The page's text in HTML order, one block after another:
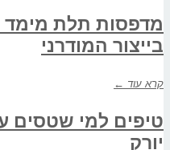
מדפסות תלת מימד
בייצור המודרני
קרא עוד ←
טיפים למי שטסים
יורק